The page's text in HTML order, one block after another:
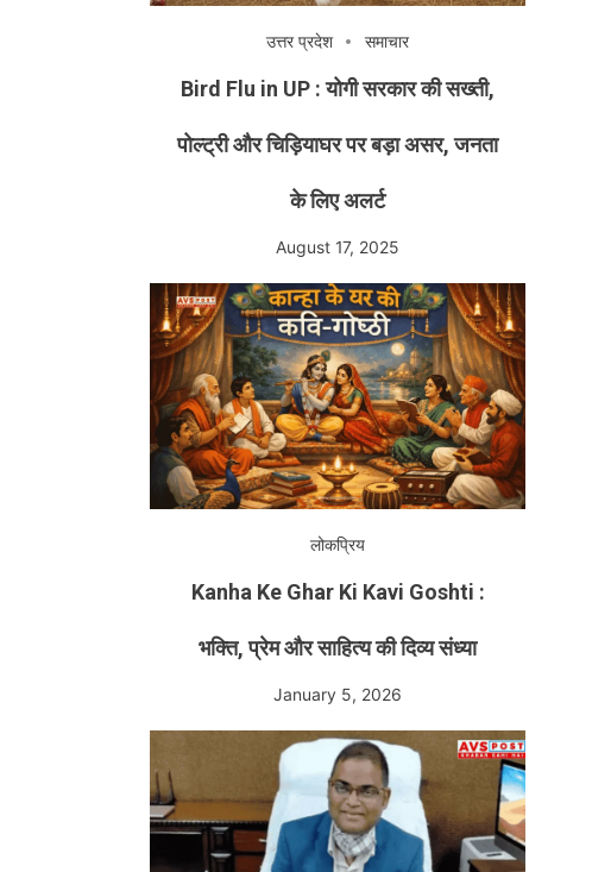
उत्तर प्रदेश समाचार
Bird Flu in UP : योगी सरकार की सख्ती,
पोल्ट्री और चिड़ियाघर पर बड़ा असर, जनता
के लिए अलर्ट
August 17, 2025
लोकप्रिय
Kanha Ke Ghar Ki Kavi Goshti :
भक्ति, प्रेम और साहित्य की दिव्य संध्या
January 5, 2026